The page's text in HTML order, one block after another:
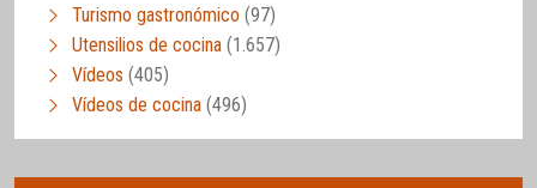
Turismo gastronómico (97)
Utensilios de cocina (1.657)
Vídeos (405)
Vídeos de cocina (496)